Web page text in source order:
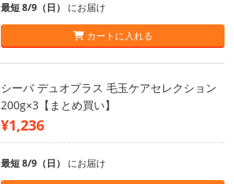
最短 8/9（日） にお届け
カートに入れる
シーバ デュオプラス 毛玉ケアセレクション
200g×3【まとめ買い】
¥1,236
最短 8/9（日） にお届け